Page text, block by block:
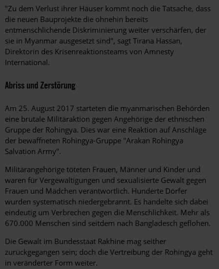
"Zu dem Verlust ihrer Häuser kommt noch die Tatsache, dass
die neuen Bauprojekte die ohnehin bereits
entmenschlichende Diskriminierung weiter verschärfen, der
sie in Myanmar ausgesetzt sind", sagt Tirana Hassan,
Direktorin des Krisenreaktionsteams von Amnesty
International.
Abriss und Zerstörung
Am 25. August 2017 starteten die myanmarischen Behörden
eine brutale Militäraktion gegen Angehörige der ethnischen
Gruppe der Rohingya. Dies war eine Reaktion auf Anschläge
der bewaffneten Rohingya-Gruppe "Arakan Rohingya
Salvation Army".
Militärangehörige töteten Frauen, Männer und Kinder und
waren für Vergewaltigungen und sexualisierte Gewalt gegen
Frauen und Mädchen verantwortlich. Hunderte Dörfer
wurden systematisch niedergebrannt. Es handelte sich dabei
eindeutig um Verbrechen gegen die Menschlichkeit. Mehr als
670.000 Menschen sind seitdem nach Bangladesch geflohen.
Die Gewalt im Bundesstaat Rakhine mag seither
zurückgegangen sein; doch die Vertreibung der Rohingya geht
in veränderter Form weiter.